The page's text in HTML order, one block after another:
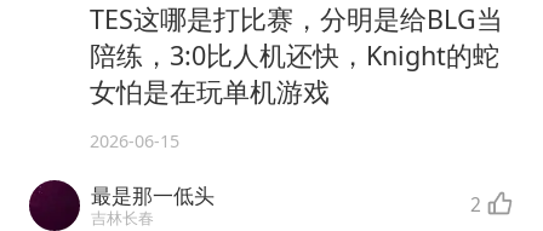
TES这哪是打比赛，分明是给BLG当
陪练，3:0比人机还快，Knight的蛇
女怕是在玩单机游戏
2026-06-15
最是那一低头
吉林长春 2